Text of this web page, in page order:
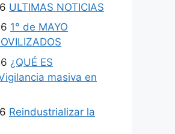
ULTIMAS NOTICIAS
1° de MAYO
¿QUÉ ES
masiva en
Reindustrializar la